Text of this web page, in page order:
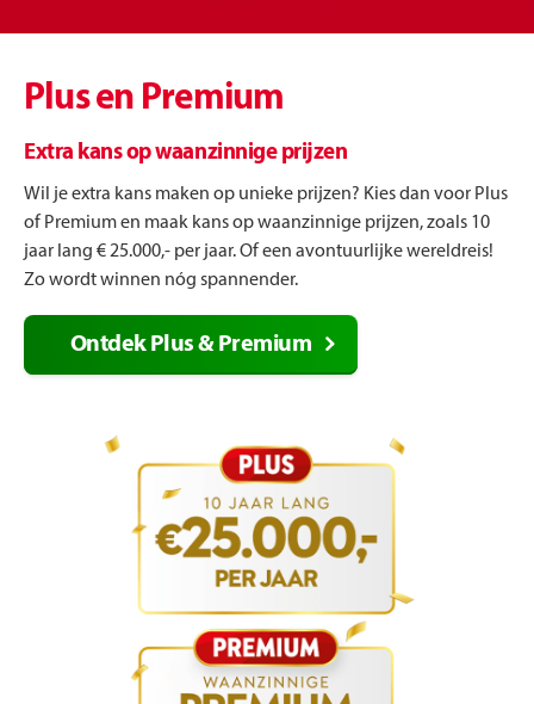
Plus en Premium
Extra kans op waanzinnige prijzen
Wil je extra kans maken op unieke prijzen? Kies dan voor Plus
of Premium en maak kans op waanzinnige prijzen, zoals 10
jaar lang € 25.000,- per jaar. Of een avontuurlijke wereldreis!
Zo wordt winnen nóg spannender.
Ontdek Plus & Premium